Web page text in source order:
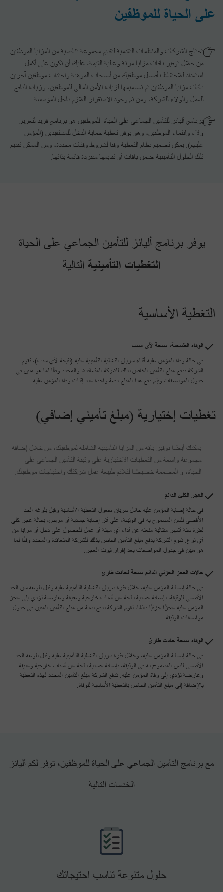
على الحياة للموظفين
تحتاج الشركات والمنظمات التقدمية لتقديم مجموعة تنافسية من المزايا الموظفين.
من خلال توفير باقات مزايا مرنة وعالية القيمة، عليك أن تكون على أكمل
استعداد للاحتفاظ بأفضل موظفيك من أصحاب الموهبة واجتذاب موظفين آخرين.
باقات مزايا الموظفين تم تصميمها لزيادة الأمن المالي للموظفين، وزيادة الدافع
للعمل والولاء للشركة، ومن ثم وجود الاستقرار اللازم داخل المؤسسة.
برنامج أليانز للتأمين الجماعي على الحياة للموظفين هو برنامج فريد لتعزيز
ولاء وانتماء الموظفين، وهو يوفر تغطية حماية الدخل للمستفيدين (المؤمن
عليهم). يمكن تصميم نظام التغطية وفقا لشروط وفئات محددة، ومن الممكن تقديم
تلك الحلول التأمينية ضمن باقات أو تقديمها منفردة قائمة بذاتها.
يوفر برنامج أليانز للتأمين الجماعي على الحياة
التغطيات التأمينية التالية
التغطية الأساسية
الوفاة الطبيعية، نتيجة لأى سبب
في حالة وفاة المؤمن عليه أثناء سريان التغطية التأمينية عليه (نتيجة لأي سبب)، تقوم
الشركة بدفع مبلغ التأمين الخاص بذلك للشركة المتعاقدة، والمحدد وفقًا لما هو مبين في
جدول المواصفات ويتم دفع هذا المبلغ دفعة واحدة عند إثبات وفاة المؤمن عليه.
تغطيات إختيارية (مبلغ تأميني إضافي)
يمكنك أيضًا توفير باقة من المزايا التأمينية الشاملة لموظفيك، من خلال إضافة
مجموعة واسعة من التغطيات الاختيارية على وثيقة التأمين الجماعي على
الحياة، و المصممة خصيصًا لتلائم طبيعة عمل شركتك واحتياجات موظفيك.
العجز الكلي الدائم
فى حالة إصابة المؤمن عليه خلال سريان مفعول التغطية الأساسية وقبل بلوغه الحد
الأقصى للسن المسموح به في الوثيقة، على أثر إصابة جسدية أو مرض، بحالة عجز كلي
لفترة ستة أشهر متتالية منعته عن أداء أي مهنة أو عمل للحصول على دخل أو مزايا من
أي نوع. تقوم الشركة بدفع مبلغ التأمين الخاص بذلك للشركة المتعاقدة والمحدد وفقًا لما
هو مبين في جدول المواصفات بعد إقرار ثبوت العجز.
حالات العجز الجزئي الدائم نتيجة لحادث طارئ
فى حالة إصابة المؤمن عليه، خلال فترة سريان التغطية التأمينية عليه وقبل بلوغه سن الحد
الأقصي للوثيقة، بإصابة جسدية ناتجة عن أسباب خارجية وعنيفة وعارضة تؤدي إلى عجز
المؤمن عليه عجزًا جزئيًا دائمًا، تقوم الشركة بدفع نسبة من مبلغ التأمين المبين فى جدول
مواصفات الوثيقة.
الوفاة نتيجة حادث طارىْ
فى حالة إصابة المؤمن عليه، وخلال فترة سريان التغطية التأمينية عليه وقبل بلوغه الحد
الأقصى للسن المسموح به في الوثيقة، بإصابة جسدية ناتجة عن أسباب خارجية وعنيفة
وعارضة تؤدي إلى وفاة المؤمن عليه. تدفع الشركة مبلغ التأمين المحدد لهذه التغطية
بالإضافة إلى مبلغ التأمين الخاص بالتغطية الأساسية للوفاة.
مع برنامج التأمين الجماعي على الحياة للموظفين، توفر لكم أليانز
الخدمات التالية
حلول متنوعة تناسب احتيجاتك